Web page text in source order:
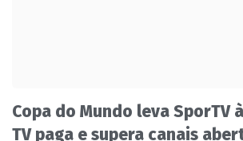
Copa do Mundo leva SporTV
TV paga e supera canais